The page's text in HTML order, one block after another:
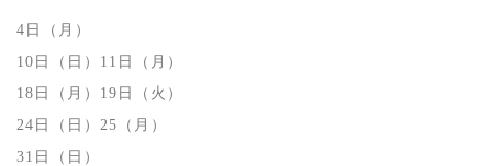
4日（月）
10日（日）11日（月）
18日（月）19日（火）
24日（日）25（月）
31日（日）